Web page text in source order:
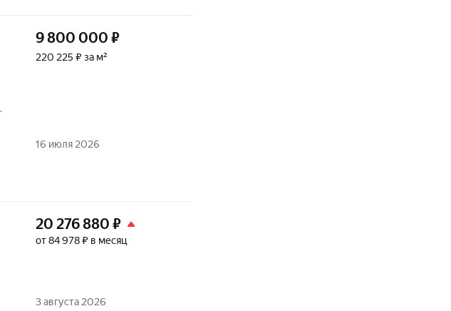
9 800 000 ₽
220 225 ₽ за м²
16 июля 2026
20 276 880 ₽
от 84 978 ₽ в месяц
3 августа 2026